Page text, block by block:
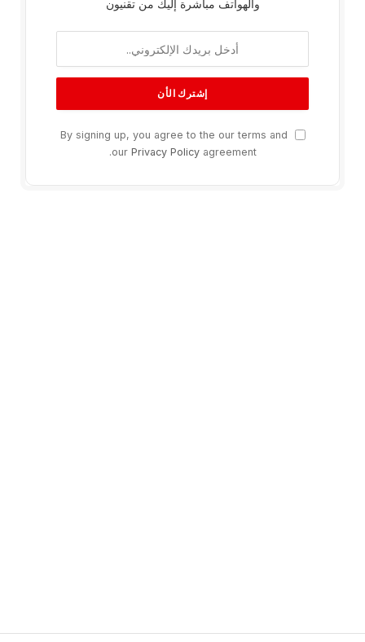
والهواتف مباشرة إليك من تقنيون
By signing up, you agree to the our terms and
our Privacy Policyagreement.